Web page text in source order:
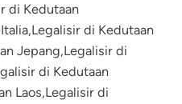
di Kedutaan
di Kedutaan
Jepang,Legalisir di
di Kedutaan
Laos,Legalisir di